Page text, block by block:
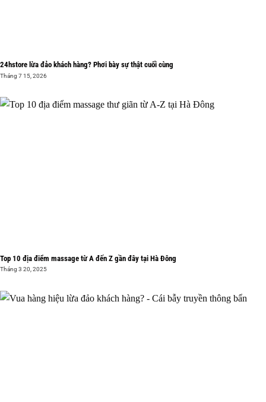
24hstore lừa đảo khách hàng? Phơi bày sự thật cuối cùng
Tháng 7 15, 2026
Top 10 địa điểm massage từ A đến Z gần đây tại Hà Đông
Tháng 3 20, 2025